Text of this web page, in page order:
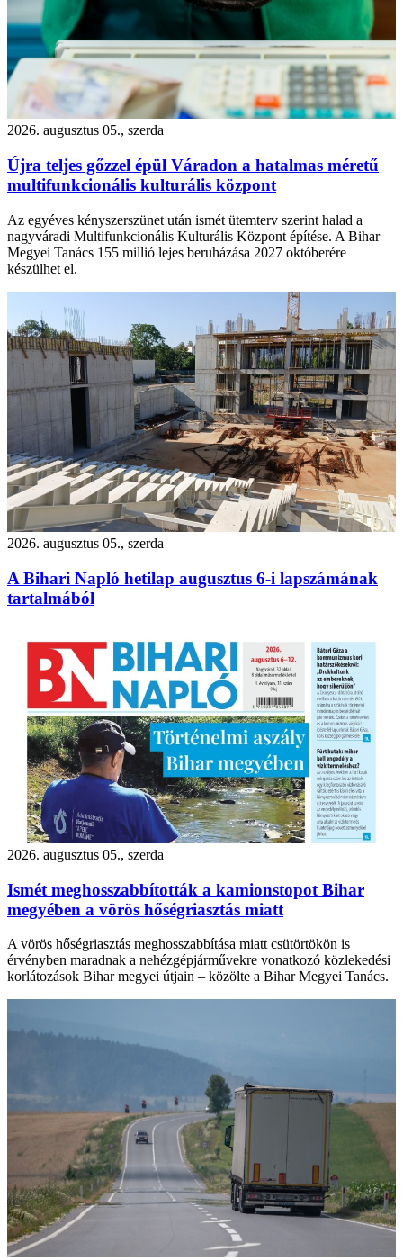
2026. augusztus 05., szerda
Újra teljes gőzzel épül Váradon a hatalmas méretű
multifunkcionális kulturális központ
Az egyéves kényszerszünet után ismét ütemterv szerint halad a
nagyváradi Multifunkcionális Kulturális Központ építése. A Bihar
Megyei Tanács 155 millió lejes beruházása 2027 októberére
készülhet el.
2026. augusztus 05., szerda
A Bihari Napló hetilap augusztus 6-i lapszámának
tartalmából
2026. augusztus 05., szerda
Ismét meghosszabbították a kamionstopot Bihar
megyében a vörös hőségriasztás miatt
A vörös hőségriasztás meghosszabbítása miatt csütörtökön is
érvényben maradnak a nehézgépjárművekre vonatkozó közlekedési
korlátozások Bihar megyei útjain – közölte a Bihar Megyei Tanács.